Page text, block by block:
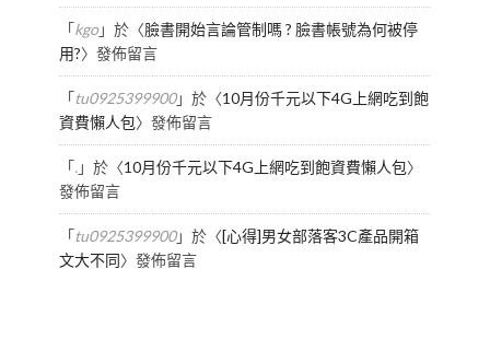
「kgo」於〈臉書開始言論管制嗎 ? 臉書帳號為何被停
用?〉發佈留言
「tu0925399900」於〈10月份千元以下4G上網吃到飽
資費懶人包〉發佈留言
「.」於〈10月份千元以下4G上網吃到飽資費懶人包〉
發佈留言
「tu0925399900」於〈[心得]男女部落客3C產品開箱
文大不同〉發佈留言